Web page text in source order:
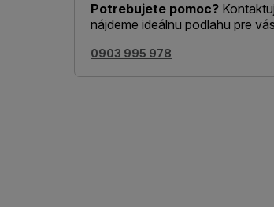
Potrebujete pomoc?
nájdeme ideálnu podlahu pre
0903 995 978